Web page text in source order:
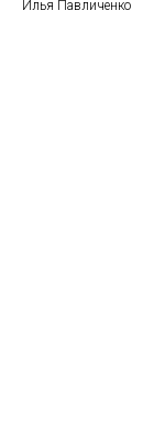
Илья Павличенко